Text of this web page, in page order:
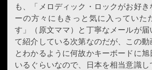
も、「メロディック・ロックがお好
ーの方々にもきっと気に入っていた
す」（原文ママ）と丁寧なメールが届
て紹介している次第なのだが、この動
とわかるように何故かキーボードに旭
いるぐらいなので、日本を相当意識し